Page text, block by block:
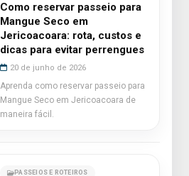
Como reservar passeio para
Mangue Seco em
Jericoacoara: rota, custos e
dicas para evitar perrengues
20 de junho de 2026
Aprenda como reservar passeio para
Mangue Seco em Jericoacoara de
maneira fácil.
PASSEIOS E ROTEIROS